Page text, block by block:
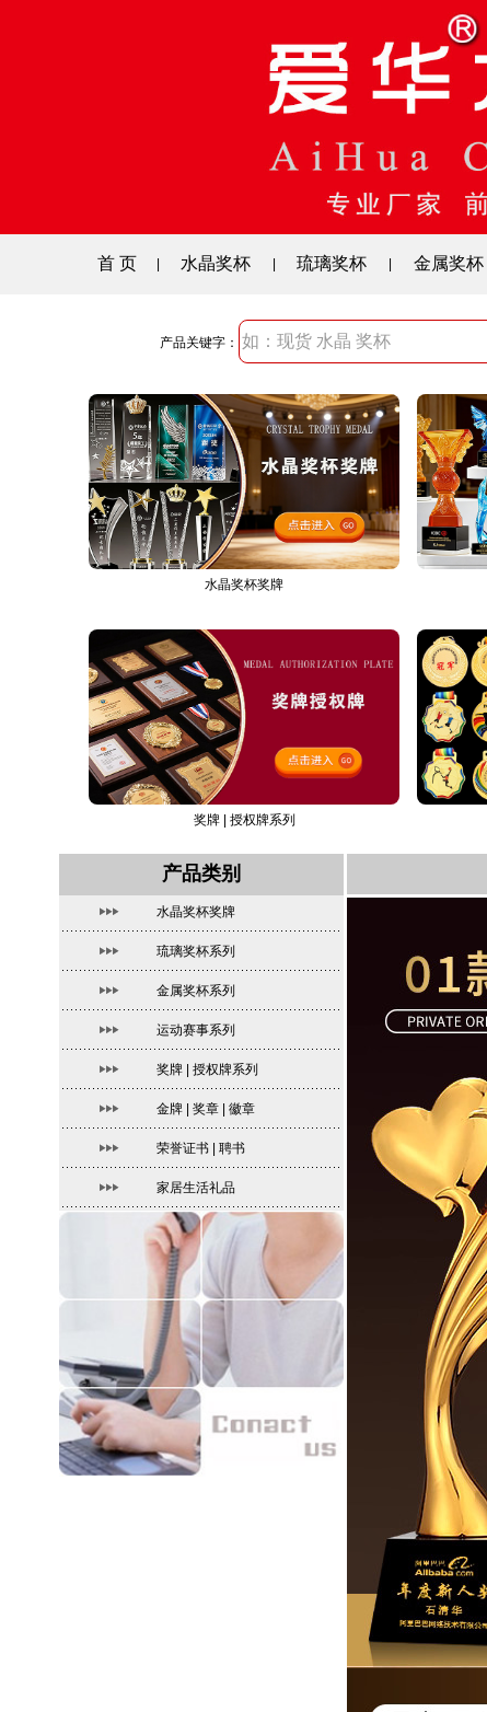
首 页 水晶奖杯 琉璃奖杯 金属奖杯
产品关键字：
水晶奖杯奖牌
奖牌 | 授权牌系列
产品类别
水晶奖杯奖牌
琉璃奖杯系列
金属奖杯系列
运动赛事系列
奖牌 | 授权牌系列
金牌 | 奖章 | 徽章
荣誉证书 | 聘书
家居生活礼品